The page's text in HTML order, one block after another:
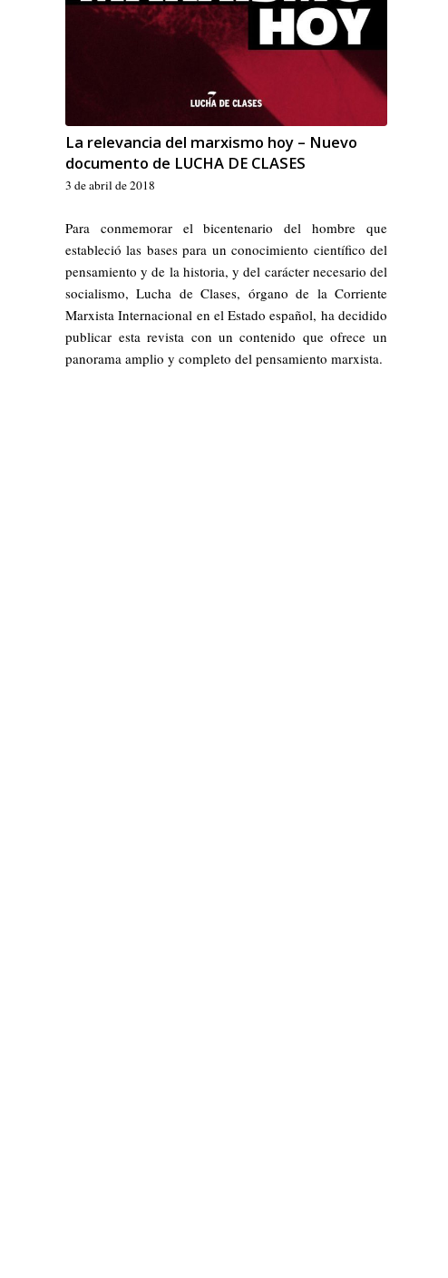
La relevancia del marxismo hoy – Nuevo
documento de LUCHA DE CLASES
3 de abril de 2018
Para conmemorar el bicentenario del hombre que
estableció las bases para un conocimiento científico del
pensamiento y de la historia, y del carácter necesario del
socialismo, Lucha de Clases, órgano de la Corriente
Marxista Internacional en el Estado español, ha decidido
publicar esta revista con un contenido que ofrece un
panorama amplio y completo del pensamiento marxista.